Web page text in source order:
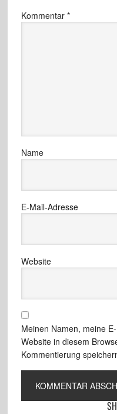
Kommentar *
Name
E-Mail-Adresse
Website
Meinen Namen, meine
Website in diesem
Kommentierung